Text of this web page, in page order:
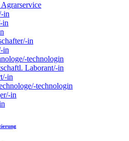
in
in
in
in
technologin
Laborant/-in
in
technologin
in